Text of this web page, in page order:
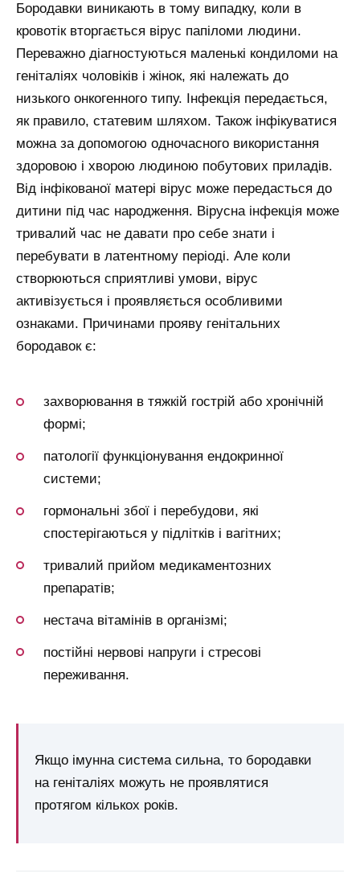
Бородавки виникають в тому випадку, коли в
кровотік вторгається вірус папіломи людини.
Переважно діагностуються маленькі кондиломи на
геніталіях чоловіків і жінок, які належать до
низького онкогенного типу. Інфекція передається,
як правило, статевим шляхом. Також інфікуватися
можна за допомогою одночасного використання
здоровою і хворою людиною побутових приладів.
Від інфікованої матері вірус може передасться до
дитини під час народження. Вірусна інфекція може
тривалий час не давати про себе знати і
перебувати в латентному періоді. Але коли
створюються сприятливі умови, вірус
активізується і проявляється особливими
ознаками. Причинами прояву генітальних
бородавок є:
захворювання в тяжкій гострій або хронічній
формі;
патології функціонування ендокринної
системи;
гормональні збої і перебудови, які
спостерігаються у підлітків і вагітних;
тривалий прийом медикаментозних
препаратів;
нестача вітамінів в організмі;
постійні нервові напруги і стресові
переживання.
Якщо імунна система сильна, то бородавки
на геніталіях можуть не проявлятися
протягом кількох років.